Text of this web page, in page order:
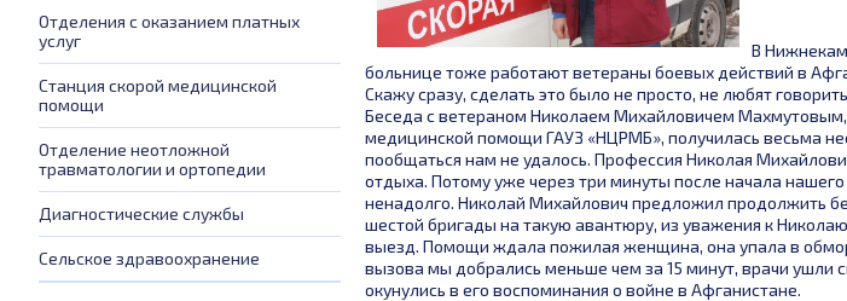
В
больнице тоже работают ветераны боевых действий в
Скажу сразу, сделать это было не просто, не любят
Беседа с ветераном Николаем Михайловичем
медицинской помощи ГАУЗ «НЦРМБ», получилась весьма
пообщаться нам не удалось. Профессия Николая
отдыха. Потому уже через три минуты после начала
ненадолго. Николай Михайлович предложил продолжить
шестой бригады на такую авантюру, из уважения к
выезд. Помощи ждала пожилая женщина, она упала в
вызова мы добрались меньше чем за 15 минут, врачи ушли
окунулись в его воспоминания о войне в Афганистане.
Отделения с оказанием платных
услуг
Станция скорой медицинской
помощи
Отделение неотложной
травматологии и ортопедии
Диагностические службы
Сельское здравоохранение